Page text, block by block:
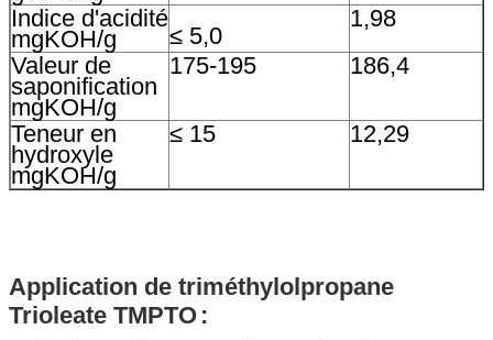
Indice d'acidité
mgKOH/g ≤ 5,0
1,98
Valeur de
saponification
mgKOH/g
175-195 186,4
Teneur en
hydroxyle
mgKOH/g
≤ 15 12,29
Application de triméthylolpropane
Trioleate TMPTO :